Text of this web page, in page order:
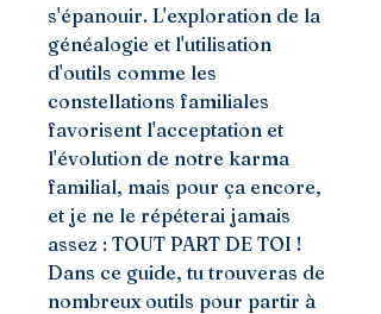
s'épanouir. L'exploration de la
généalogie et l'utilisation
d'outils comme les
constellations familiales
favorisent l'acceptation et
l'évolution de notre karma
familial, mais pour ça encore,
et je ne le répéterai jamais
assez : TOUT PART DE TOI !
Dans ce guide, tu trouveras de
nombreux outils pour partir à